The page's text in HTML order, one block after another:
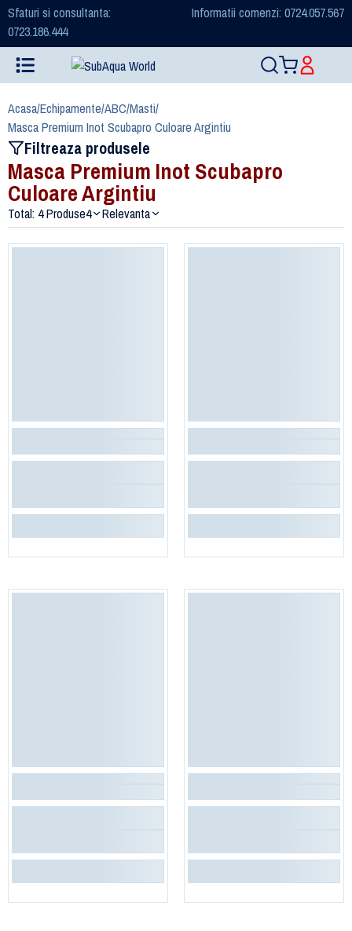
Sfaturi si consultanta:
0723.186.444
Informatii comenzi: 0724.057.567
Acasa/Echipamente/ABC/Masti/
Masca Premium Inot Scubapro Culoare Argintiu
Filtreaza produsele
Masca Premium Inot Scubapro
Culoare Argintiu
Total: 4 Produse4 Relevanta